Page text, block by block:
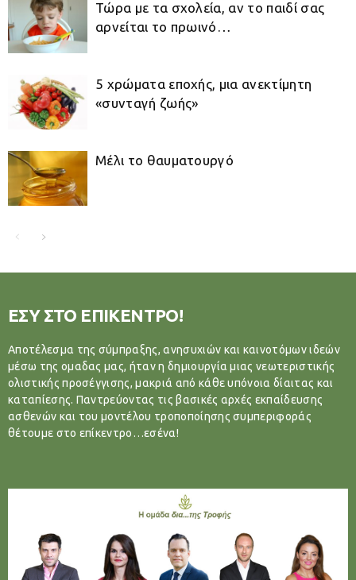
Τώρα με τα σχολεία, αν το παιδί σας
αρνείται το πρωινό…
5 χρώματα εποχής, μια ανεκτίμητη
«συνταγή ζωής»
Μέλι το θαυματουργό
ΕΣΥ ΣΤΟ ΕΠΙΚΕΝΤΡΟ!
Αποτέλεσμα της σύμπραξης, ανησυχιών και καινοτόμων ιδεών
μέσω της ομαδας μας, ήταν η δημιουργία μιας νεωτεριστικής
ολιστικής προσέγγισης, μακριά από κάθε υπόνοια δίαιτας και
καταπίεσης. Παντρεύοντας τις βασικές αρχές εκπαίδευσης
ασθενών και του μοντέλου τροποποίησης συμπεριφοράς
θέτουμε στο επίκεντρο…εσένα!